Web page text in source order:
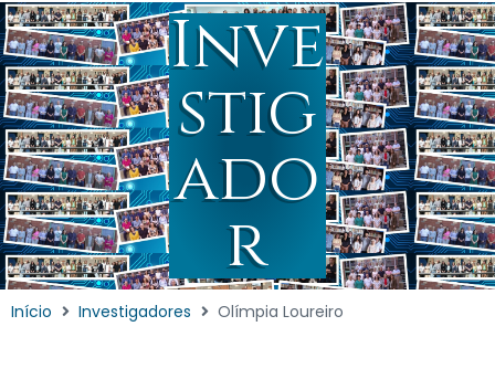
Inve
stig
ado
r
Início Investigadores Olímpia Loureiro